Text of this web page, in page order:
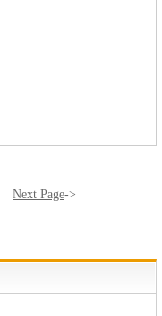
Next Page->